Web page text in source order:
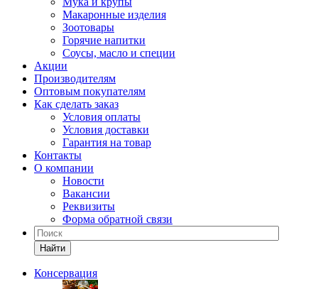
Макаронные изделия
Зоотовары
Горячие напитки
Соусы, масло и специи
Акции
Производителям
Оптовым покупателям
Как сделать заказ
Условия оплаты
Условия доставки
Гарантия на товар
Контакты
О компании
Новости
Вакансии
Реквизиты
Форма обратной связи
Найти
Консервация